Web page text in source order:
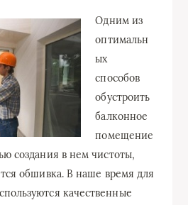
Одним из
оптимальн
ых
способов
обустроить
балконное
помещение
создания в нем чистоты,
обшивка. В наше время для
качественные